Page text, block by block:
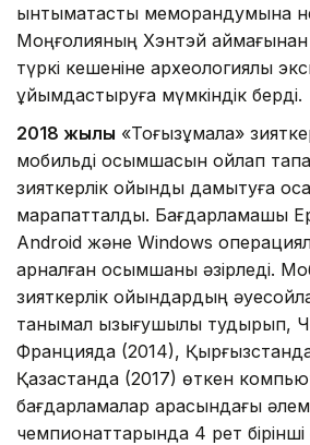
ынтымақтастық меморандумына
Моңғолияның Хэнтэй аймағынан
түркі кешеніне археологиялық
ұйымдастыруға мүмкіндік берді.
2018 жылы «Тоғызқұмалақ»
мобильді қосымшасын ойлап
зияткерлік ойынды дамытуға
марапатталды. Бағдарламашы
Android және Windows
арналған қосымшаны әзірледі.
зияткерлік ойындардың
танымал қызығушылық тудырып,
Францияда (2014),
Қазақстанда (2017) өткен
бағдарламалар арасындағы әлем
чемпионаттарында 4 рет